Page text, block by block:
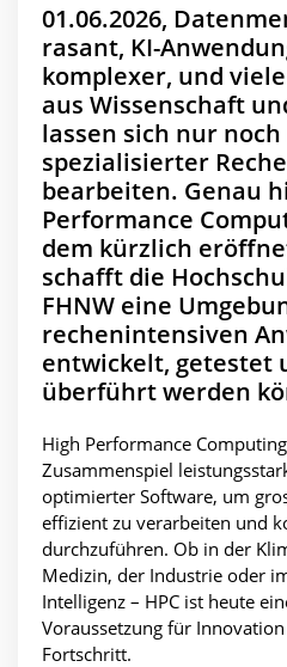
01.06.2026,
rasant, KI-
komplexer, und
aus Wissenschaft
lassen sich nur
spezialisierter
bearbeiten. Genau
Performance
dem kürzlich
schafft die
FHNW eine
rechenintensiven
entwickelt, getestet
überführt werden
High Performance
Zusammenspiel
optimierter Software, um
effizient zu verarbeiten und
durchzuführen. Ob in der
Medizin, der Industrie oder
Intelligenz – HPC ist heute
Voraussetzung für
Fortschritt.